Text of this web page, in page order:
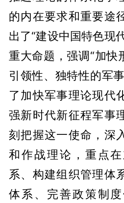
的内在要求和重要途
出了“建设中国特色现
重大命题，强调“加快
引领性、独特性的军
了加快军事理论现代
强新时代新征程军事
刻把握这一使命，深
和作战理论，重点
系、构建组织管理体
体系、完善政策制